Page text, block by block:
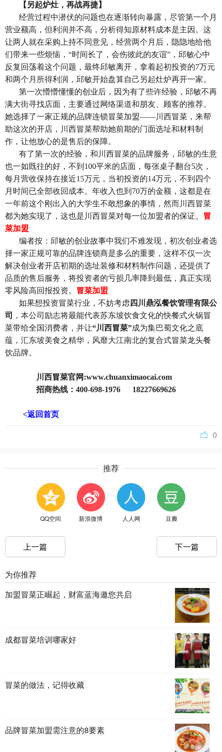
【另起炉灶，再战再捷】
经营过程中潜伏的问题也在逐渐转向暴露，尽管第一个月
营业额高，但利润并不高，分析得知原材料成本是主因。这
让两人就在采购上持不同意见，经营两个月后，隐隐地给他
们带来一些烦恼，“时间长了，会伤彼此的友谊”，邱敏心中
反复回荡着这个问题，最终邱敏离开，拿着起初投资的7万元
和两个月所得利润，邱敏开始盘算自己另起灶炉再开一家。
第一次懵懵懂懂的创业后，因为有了些许经验，邱敏不再
满大街寻找店面，主要通过网络渠道和朋友、顾客的推荐。
她选择了一家正规的品牌连锁冒菜加盟——川西冒菜，来帮
助这次的开店，川西冒菜帮助她前期的门面选址和材料制
作，让他放心的是售后的保障。
有了第一次的经验，和川西冒菜的品牌服务，邱敏的生意
也一如既往的好，不到100平米的店面，每张桌子翻台5次，
每月营收保持在接近15万元，当初投资的14万元，不到四个
月时间已全部收回成本。年收入也到70万的金额，这都是在
一年前这个刚出入的大学生不敢想象的事情，然而川西冒菜
都为她实现了，这也是川西冒菜对每一位加盟者的保证。
冒
菜加盟
编者按：邱敏的创业故事中我们不难发现，初次创业者选
择一家正规可靠的品牌连锁商是多么的重要，这样不仅一次
解决创业者开店初期的选址装修和材料制作问题，还提供了
品质的售后服务，将投资者的亏损几率降到最低，真正实现
零风险高回报投资。
冒菜加盟
如果想投资冒菜行业，不妨考虑四川鼎泓餐饮管理有限公
司
，本公司励志将最能代表苏东坡饮食文化的快餐式火锅冒
菜带给全国消费者，并让“川西冒菜”成为集巴蜀文化之底
蕴，汇东坡美食之精华，风靡大江南北的复合式冒菜龙头餐
饮品牌。
川西冒菜官网:www.chuanximaocai.com
招商热线：400-698-1976 18227669626
<返回首页
0
推荐
QQ空间 新浪微博 人人网 豆瓣
上一篇 下一篇
为你推荐
加盟冒菜正崛起，财富蓝海邀您共启
成都冒菜培训哪家好
冒菜的做法，记得收藏
品牌冒菜加盟需注意的8要素